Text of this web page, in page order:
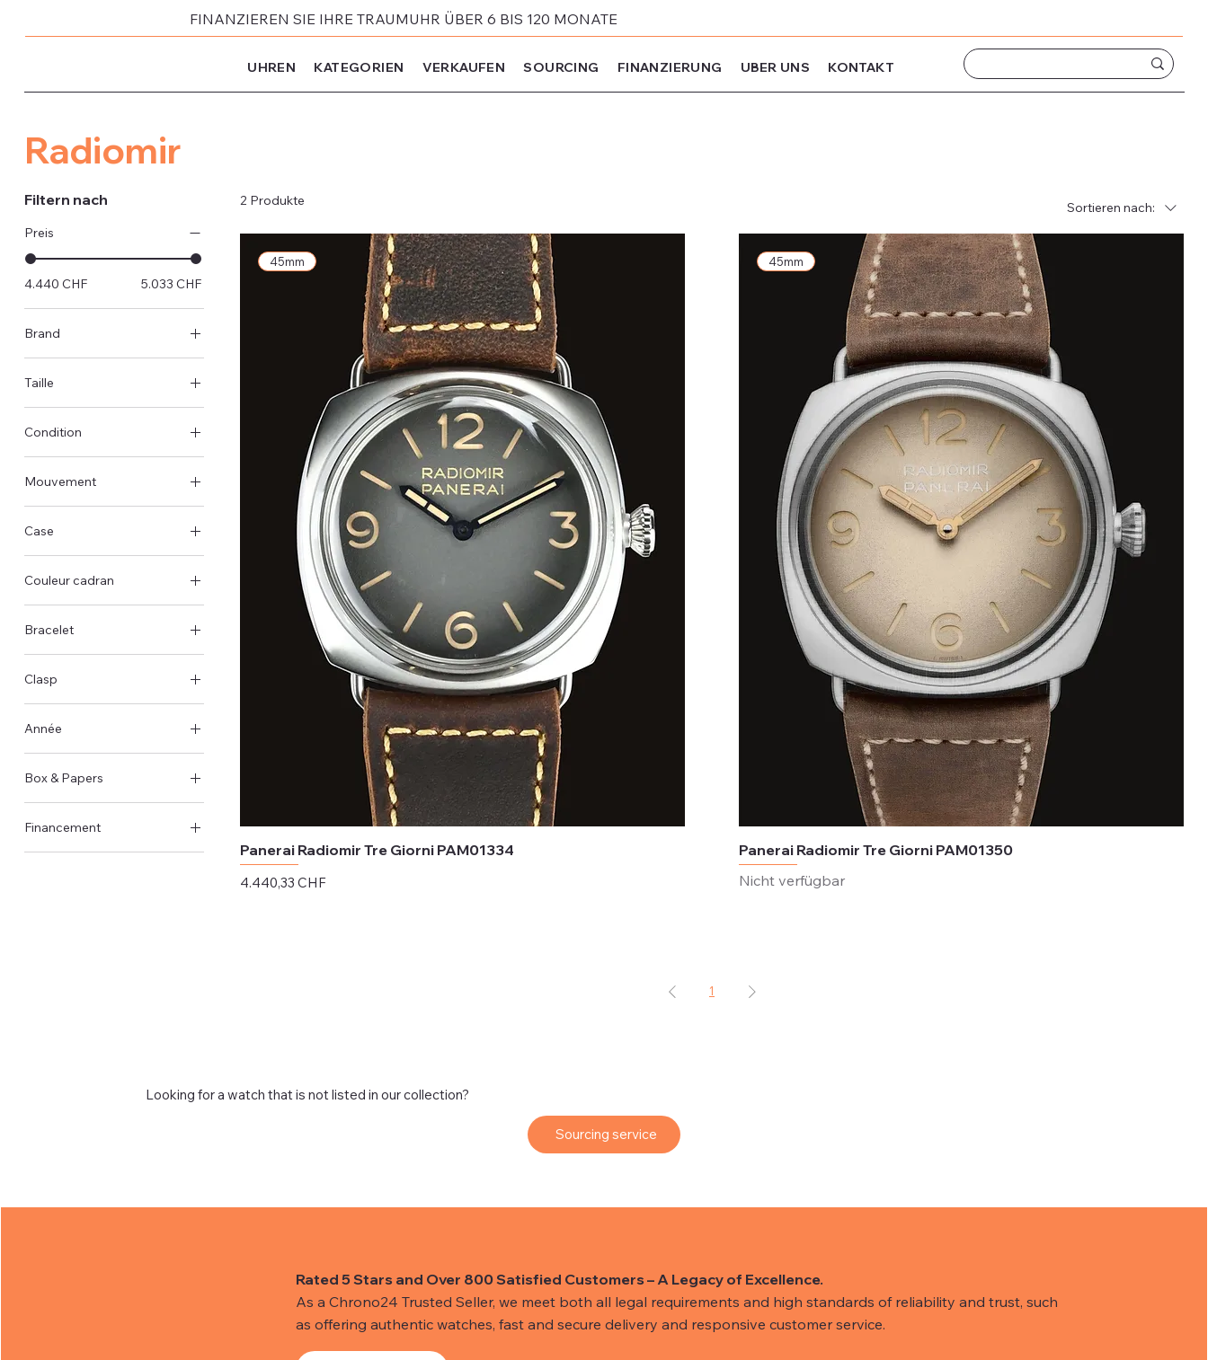
FINANZIEREN SIE IHRE TRAUMUHR ÜBER 6 BIS 120 MONATE
UHREN KATEGORIEN VERKAUFEN SOURCING FINANZIERUNG UBER UNS KONTAKT
Looking for a watch that is not listed in our collection?
Sourcing service
Radiomir
Filtern nach
Preis
4.440 CHF 5.033 CHF
Brand
Taille
Condition
Mouvement
Case
Couleur cadran
Bracelet
Clasp
Année
Box & Papers
Original Schachtel &
Papiere
Financement
2 Produkte Sortieren nach:
45mm
Panerai Radiomir Tre Giorni PAM01334
Preis
4.440,33 CHF
45mm
Panerai Radiomir Tre Giorni PAM01350
Nicht verfügbar
1
Rated 5 Stars and Over 800 Satisfied Customers – A Legacy of Excellence.
As a Chrono24 Trusted Seller, we meet both all legal requirements and high standards of reliability and trust, such
as offering authentic watches, fast and secure delivery and responsive customer service.